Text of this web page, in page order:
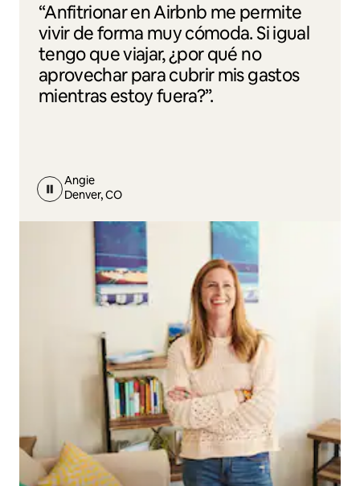
“Anfitrionar en Airbnb me permite
vivir de forma muy cómoda. Si igual
tengo que viajar, ¿por qué no
aprovechar para cubrir mis gastos
mientras estoy fuera?”.
Angie
Denver, CO